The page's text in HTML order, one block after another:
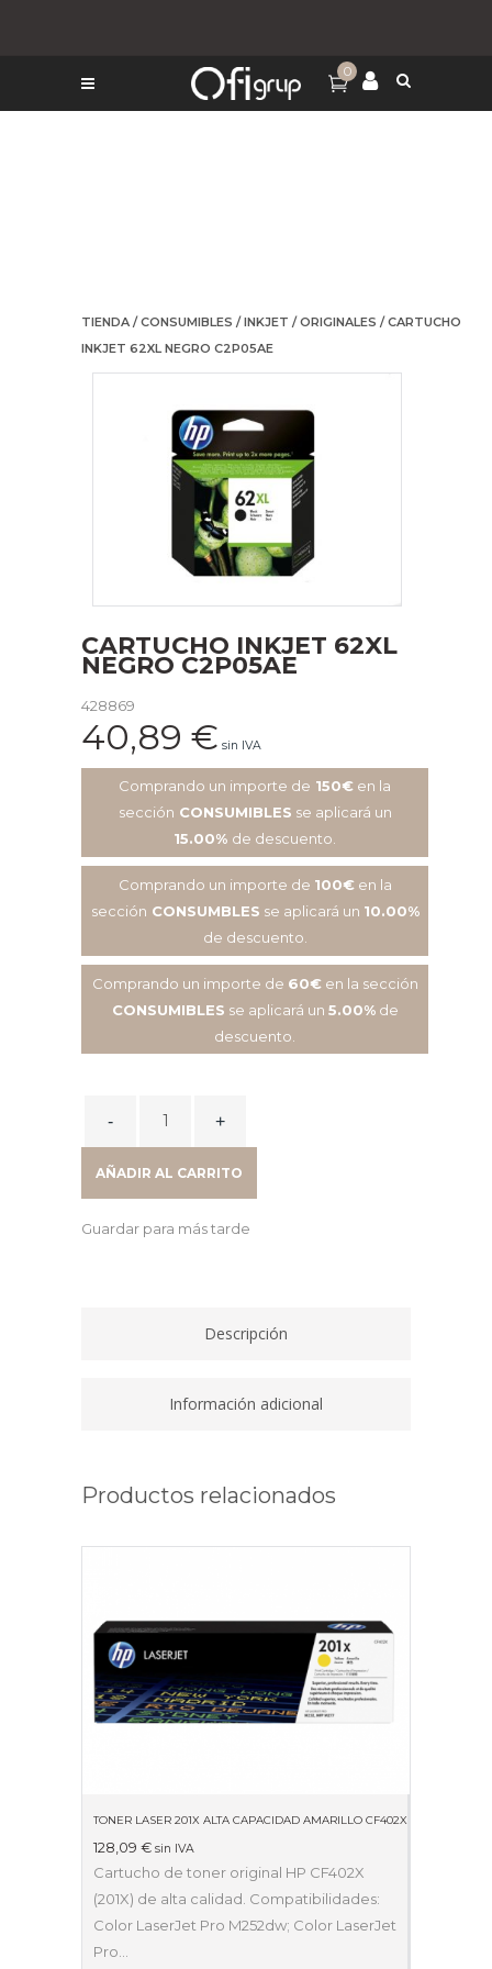
0
TIENDA /CONSUMIBLES /INKJET /ORIGINALES / CARTUCHO
INKJET 62XL NEGRO C2P05AE
CARTUCHO INKJET 62XL
NEGRO C2P05AE
428869
40,89 € sin IVA
Comprando un importe de 150€ en la
sección CONSUMIBLES se aplicará un
15.00% de descuento.
Comprando un importe de 100€en la
sección CONSUMBLES se aplicará un 10.00%
de descuento.
Comprando un importe de 60€en la sección
CONSUMIBLES se aplicará un 5.00%de
descuento.
62XL
quantity
AÑADIR AL CARRITO
Guardar para más tarde
Descripción
Información adicional
Productos relacionados
TONER LASER 201X ALTA CAPACIDAD AMARILLO CF402X
128,09 € sin IVA
Cartucho de toner original HP CF402X
(201X) de alta calidad. Compatibilidades:
Color LaserJet Pro M252dw; Color LaserJet
Pro…